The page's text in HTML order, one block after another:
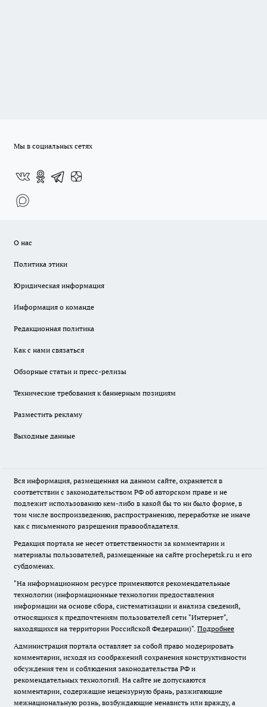
Мы в социальных сетях
О нас
Политика этики
Юридическая информация
Информация о команде
Редакционная политика
Как с нами связаться
Обзорные статьи и пресс-релизы
Технические требования к баннерным позициям
Разместить рекламу
Выходные данные
Вся информация, размещенная на данном сайте, охраняется в
соответствии с законодательством РФ об авторском праве и не
подлежит использованию кем-либо в какой бы то ни было форме, в
том числе воспроизведению, распространению, переработке не иначе
как с письменного разрешения правообладателя.
Редакция портала не несет ответственности за комментарии и
материалы пользователей, размещенные на сайте prochepetsk.ru и его
субдоменах.
"На информационном ресурсе применяются рекомендательные
технологии (информационные технологии предоставления
информации на основе сбора, систематизации и анализа сведений,
относящихся к предпочтениям пользователей сети "Интернет",
находящихся на территории Российской Федерации)". Подробнее
Администрация портала оставляет за собой право модерировать
комментарии, исходя из соображений сохранения конструктивности
обсуждения тем и соблюдения законодательства РФ и
рекомендательных технологий. На сайте не допускаются
комментарии, содержащие нецензурную брань, разжигающие
межнациональную рознь, возбуждающие ненависть или вражду, а